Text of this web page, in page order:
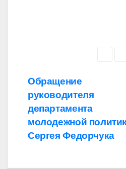
Навигация
по
записям
Обращение
руководителя
департамента
молодежной
Сергея Федорчука